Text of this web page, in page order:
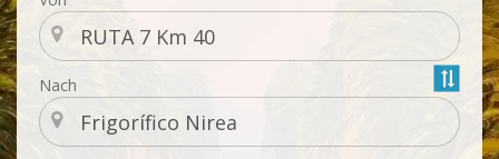
Nach